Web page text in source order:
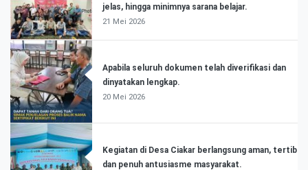
jelas, hingga minimnya sarana belajar.
21 Mei 2026
Apabila seluruh dokumen telah diverifikasi dan
dinyatakan lengkap.
20 Mei 2026
Kegiatan di Desa Ciakar berlangsung aman, tertib
dan penuh antusiasme masyarakat.